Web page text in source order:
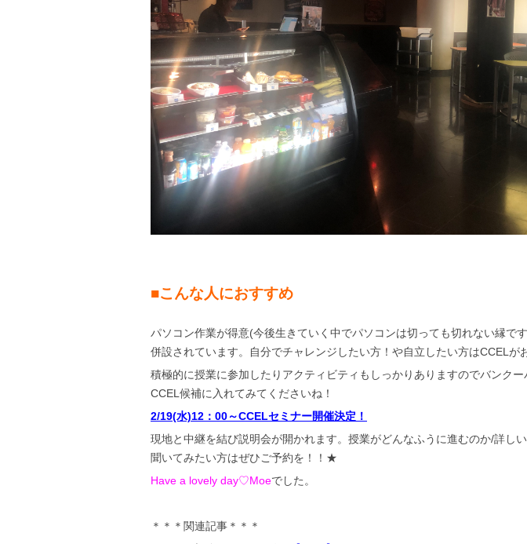
■こんな人におすすめ
パソコン作業が得意(今後生きていく中でパソコンは切っても切れない縁で
併設されています。自分でチャレンジしたい方！や自立したい方はCCELが
積極的に授業に参加したりアクティビティもしっかりありますのでバンク
CCEL候補に入れてみてくださいね！
2/19(水)12：00～CCELセミナー開催決定！
現地と中継を結び説明会が開かれます。授業がどんなふうに進むのか/詳し
聞いてみたい方はぜひご予約を！！★
Have a lovely day♡Moeでした。
＊＊＊関連記事＊＊＊